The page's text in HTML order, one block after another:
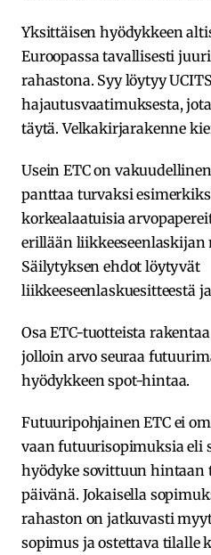
Yksittäisen hyödykkeen
Euroopassa tavallisesti
rahastona. Syy löytyy
hajautusvaatimuksesta,
täytä. Velkakirjarakenne
Usein ETC on
panttaa turvaksi
korkealaatuisia
erillään
Säilytyksen ehdot löytyvät
liikkeeseenlaskuesitteestä
Osa ETC-tuotteista
jolloin arvo seuraa
hyödykkeen spot-hintaa.
Futuuripohjainen ETC ei
vaan futuurisopimuksia eli
hyödyke sovittuun hintaan
päivänä. Jokaisella
rahaston on jatkuvasti
sopimus ja ostettava tilalle